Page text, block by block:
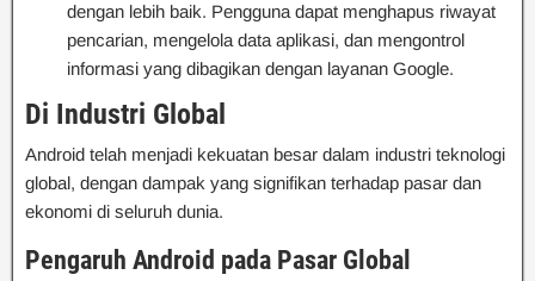
dengan lebih baik. Pengguna dapat menghapus riwayat
pencarian, mengelola data aplikasi, dan mengontrol
informasi yang dibagikan dengan layanan Google.
Di Industri Global
Android telah menjadi kekuatan besar dalam industri teknologi
global, dengan dampak yang signifikan terhadap pasar dan
ekonomi di seluruh dunia.
Pengaruh Android pada Pasar Global